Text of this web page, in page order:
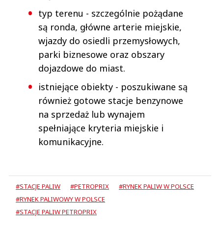
typ terenu - szczególnie pożądane
są ronda, główne arterie miejskie,
wjazdy do osiedli przemysłowych,
parki biznesowe oraz obszary
dojazdowe do miast.
istniejące obiekty - poszukiwane są
również gotowe stacje benzynowe
na sprzedaż lub wynajem
spełniające kryteria miejskie i
komunikacyjne.
#STACJE PALIW #PETROPRIX
#RYNEK PALIW W POLSCE
#RYNEK PALIWOWY W POLSCE
#STACJE PALIW PETROPRIX